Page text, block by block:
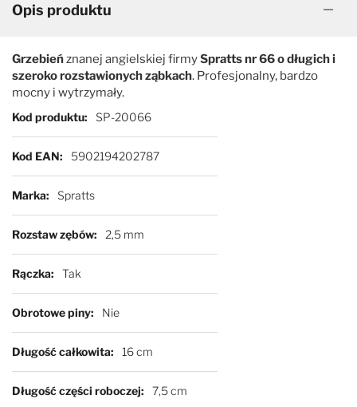
Opis produktu
Grzebieńznanej angielskiej firmySpratts nr 66 o długich i
szeroko rozstawionych ząbkach. Profesjonalny, bardzo
mocny i wytrzymały.
Więcej informacji
Kod produktu SP-20066
Kod EAN 5902194202787
Marka Spratts
Rozstaw zębów 2,5 mm
Rączka Tak
Obrotowe piny Nie
Długość całkowita 16 cm
Długość części roboczej 7,5 cm